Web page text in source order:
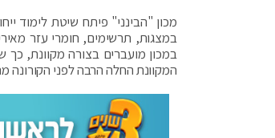
מכון "הבינני" פיתח שיטת לימוד
במצגות, תרשימים, חומרי עזר
במכון מועברים בצורה מקוונת,
המקוונת החלה הרבה לפני הקורונה